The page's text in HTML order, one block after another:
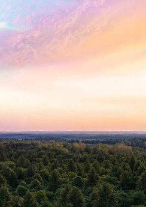
125431 - Г.
ИВАКИНО
Москва / Московская обл
Навигация
Характеристики
О помещении
Где находится
Контакты
Другие объявления